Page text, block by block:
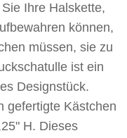
Ihre Halskette,
können,
müssen, sie zu
ist ein
Designstück.
gefertigte Kästchen
H. Dieses